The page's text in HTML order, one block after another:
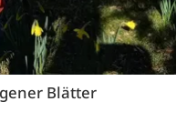
Blätter